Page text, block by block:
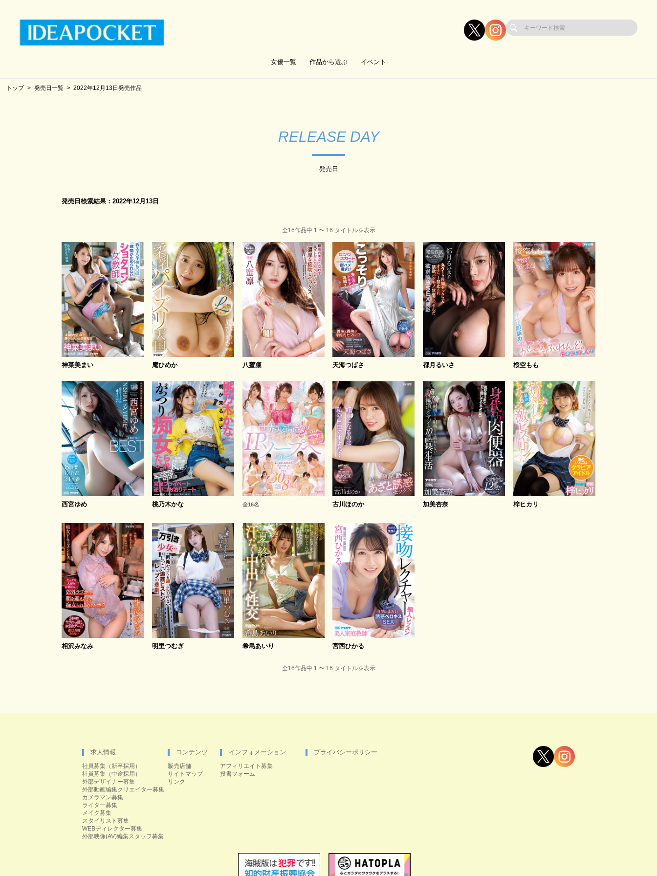
女優一覧 作品から選ぶ イベント
トップ 発売日一覧 2022年12月13日発売作品
RELEASE DAY
発売日
発売日検索結果：2022年12月13日
全16作品中 1 〜 16 タイトルを表示
神菜美まい 庵ひめか 八蜜凛 天海つばさ 都月るいさ 桜空もも
西宮ゆめ 桃乃木かな 全16名 古川ほのか 加美杏奈 梓ヒカリ
相沢みなみ 明里つむぎ 希島あいり 宮西ひかる
全16作品中 1 〜 16 タイトルを表示
求人情報
社員募集（新卒採用）
社員募集（中途採用）
外部デザイナー募集
外部動画編集クリエイター募集
カメラマン募集
ライター募集
メイク募集
スタイリスト募集
WEBディレクター募集
外部映像(AV)編集スタッフ募集
コンテンツ
販売店舗
サイトマップ
リンク
インフォメーション
アフィリエイト募集
投書フォーム
プライバシーポリシー